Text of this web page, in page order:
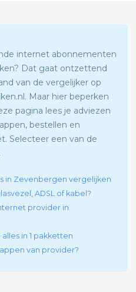
internet abonnementen
Dat gaat ontzettend
van de vergelijker op
Maar hier beperken
pagina lees je adviezen
bestellen en
Selecteer een van de
in Zevenbergen vergelijken
ADSL of kabel?
provider in
in 1 pakketten
van provider?